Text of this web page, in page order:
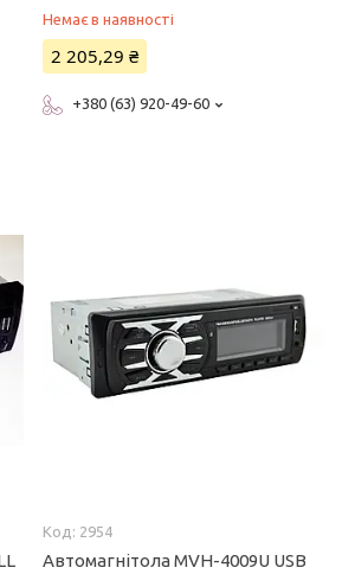
Немає в наявності
2 205,29 ₴
+380 (63) 920-49-60
2954
Автомагнітола MVH-4009U USB